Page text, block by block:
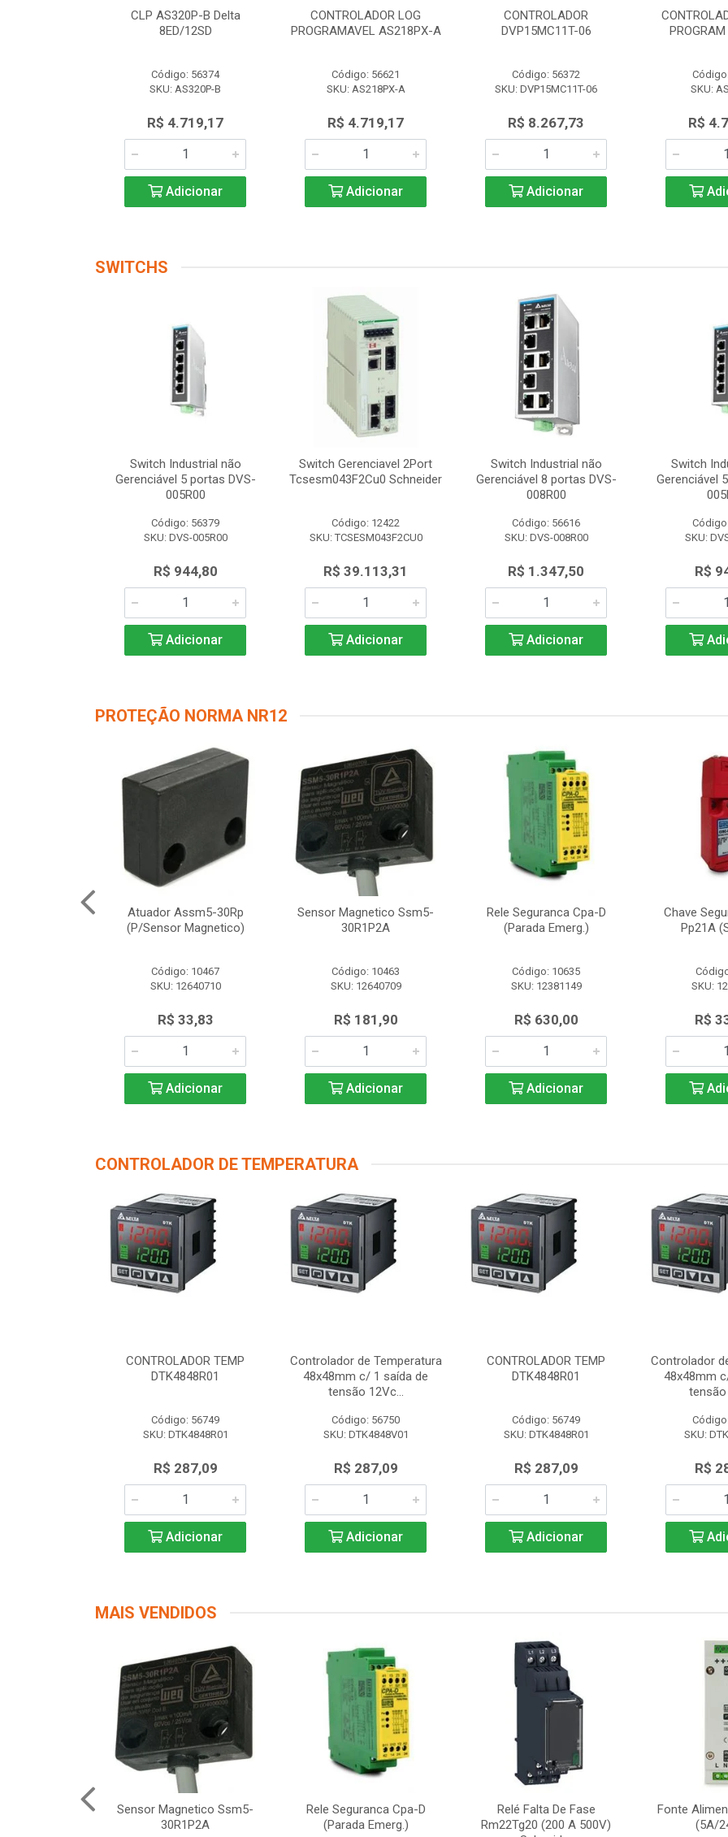
CLP AS320P-B Delta
8ED/12SD
Código: 56374
SKU: AS320P-B
R$ 4.719,17
Adicionar
CONTROLADOR LOG
PROGRAMAVEL AS218PX-A
Código: 56621
SKU: AS218PX-A
R$ 4.719,17
Adicionar
CONTROLADOR
DVP15MC11T-06
Código: 56372
SKU: DVP15MC11T-06
R$ 8.267,73
Adicionar
SKU:
R$
SWITCHS
Switch Industrial não
Gerenciável 5 portas DVS-
005R00
Código: 56379
SKU: DVS-005R00
R$ 944,80
Adicionar
Switch Gerenciavel 2Port
Tcsesm043F2Cu0 Schneider
Código: 12422
SKU: TCSESM043F2CU0
R$ 39.113,31
Adicionar
Switch Industrial não
Gerenciável 8 portas DVS-
008R00
Código: 56616
SKU: DVS-008R00
R$ 1.347,50
Adicionar
Switch
Gerenciável
SKU:
R$
PROTEÇÃO NORMA NR12
Atuador Assm5-30Rp
(P/Sensor Magnetico)
Código: 10467
SKU: 12640710
R$ 33,83
Adicionar
Sensor Magnetico Ssm5-
30R1P2A
Código: 10463
SKU: 12640709
R$ 181,90
Adicionar
Rele Seguranca Cpa-D
(Parada Emerg.)
Código: 10635
SKU: 12381149
R$ 630,00
Adicionar
Chave
Pp21A
SKU:
R$
CONTROLADOR DE TEMPERATURA
CONTROLADOR TEMP
DTK4848R01
Código: 56749
SKU: DTK4848R01
R$ 287,09
Adicionar
Controlador de Temperatura
48x48mm c/ 1 saída de
tensão 12Vc...
Código: 56750
SKU: DTK4848V01
R$ 287,09
Adicionar
CONTROLADOR TEMP
DTK4848R01
Código: 56749
SKU: DTK4848R01
R$ 287,09
Adicionar
Controlador
48x48mm
tensão
SKU:
R$
MAIS VENDIDOS
Sensor Magnetico Ssm5-
30R1P2A
Rele Seguranca Cpa-D
(Parada Emerg.)
Relé Falta De Fase
Rm22Tg20 (200 A 500V)
Fonte
(5A/